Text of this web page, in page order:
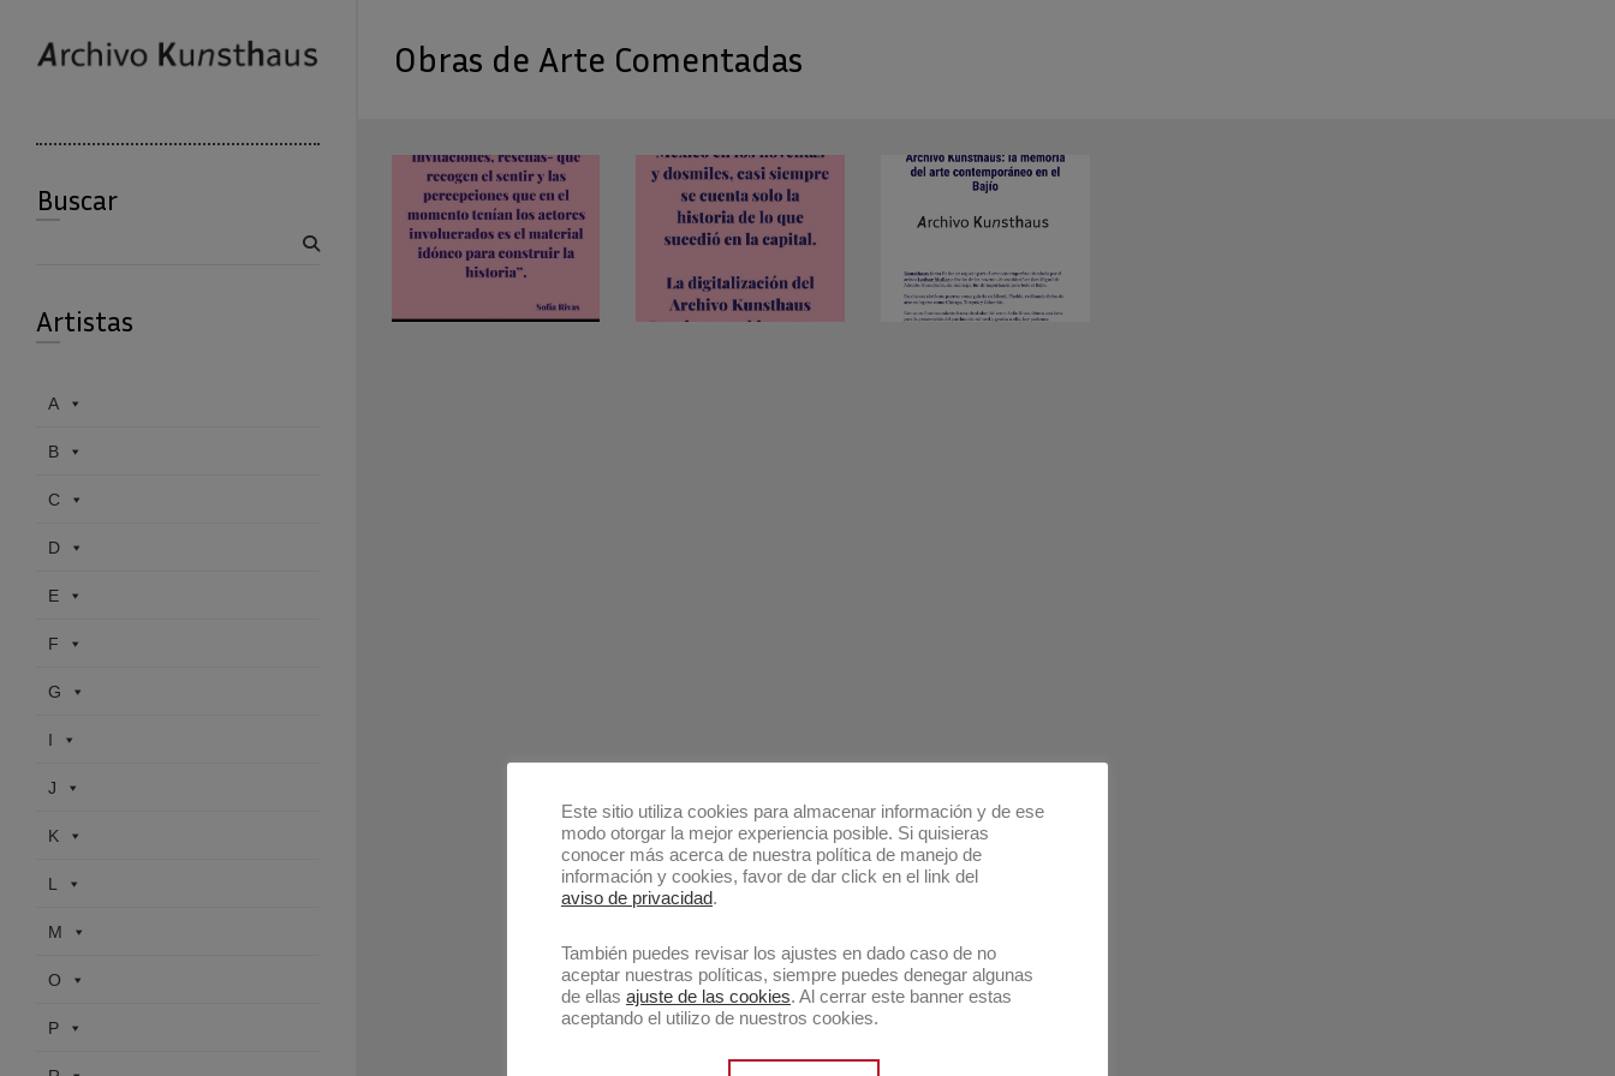
Obras de Arte Comentadas
Buscar
Artistas
A
B
C
D
E
F
G
I
J
K
L
M
O
P
Este sitio utiliza cookies para almacenar información y de ese
modo otorgar la mejor experiencia posible. Si quisieras
conocer más acerca de nuestra política de manejo de
información y cookies, favor de dar click en el link del
aviso de privacidad.
También puedes revisar los ajustes en dado caso de no
aceptar nuestras políticas, siempre puedes denegar algunas
de ellas ajuste de las cookies. Al cerrar este banner estas
aceptando el utilizo de nuestros cookies.